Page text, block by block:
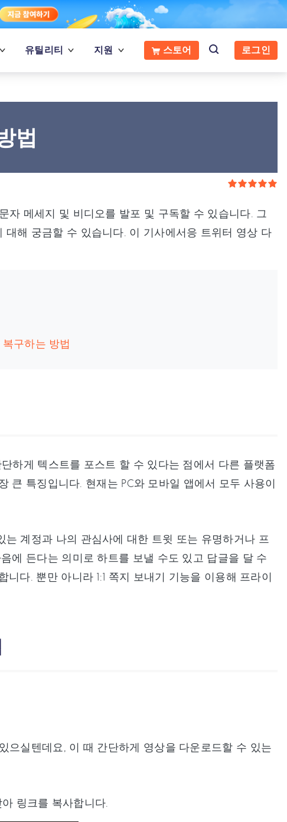
유틸리티 지원 스토어 로그인
법
메세지 및 비디오를 발포 및 구독할 수 있습니다. 그
해 궁금할 수 있습니다. 이 기사에서응 트위터 영상 다
구하는 방법
하게 텍스트를 포스트 할 수 있다는 점에서 다른 플랫폼
큰 특징입니다. 현재는 PC와 모바일 앱에서 모두 사용이
계정과 나의 관심사에 대한 트윗 또는 유명하거나 프
에 든다는 의미로 하트를 보낼 수도 있고 답글을 달 수
다. 뿐만 아니라 1:1 쪽지 보내기 기능을 이용해 프라이
으실텐데요, 이 때 간단하게 영상을 다운로드할 수 있는
링크를 복사합니다.